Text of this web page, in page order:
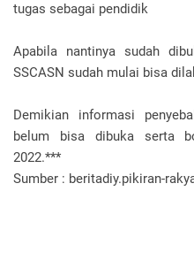
tugas sebagai pendidik
Apabila nantinya sudah
SSCASN sudah mulai bisa
Demikian informasi
belum bisa dibuka serta
2022.***
Sumber : beritadiy.pikiran-